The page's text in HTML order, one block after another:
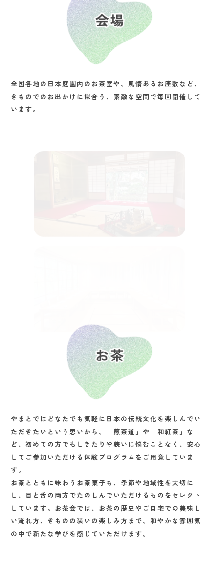
全国各地の日本庭園内のお茶室や、風情あるお座敷など、
きものでのお出かけに似合う、素敵な空間で毎回開催して
います。
やまとではどなたでも気軽に日本の伝統文化を楽しんでい
ただきたいという思いから、「煎茶道」や「和紅茶」な
ど、初めての方でもしきたりや装いに悩むことなく、安心
してご参加いただける体験プログラムをご用意していま
す。
お茶とともに味わうお茶菓子も、季節や地域性を大切に
し、目と舌の両方でたのしんでいただけるものをセレクト
しています。お茶会では、お茶の歴史やご自宅での美味し
い淹れ方、きものの装いの楽しみ方まで、和やかな雰囲気
の中で新たな学びを感じていただけます。